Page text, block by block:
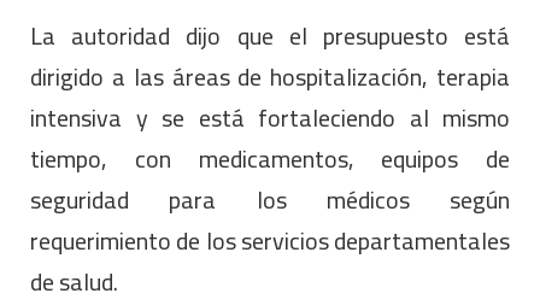
La autoridad dijo que el presupuesto está
dirigido a las áreas de hospitalización, terapia
intensiva y se está fortaleciendo al mismo
tiempo, con medicamentos, equipos de
seguridad para los médicos según
requerimiento de los servicios departamentales
de salud.